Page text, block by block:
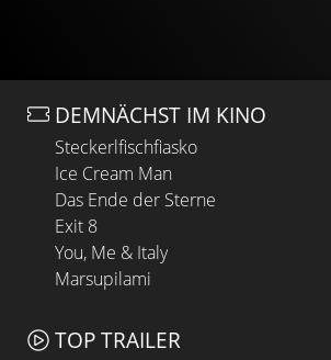
DEMNÄCHST IM KINO
Steckerlfischfiasko
Ice Cream Man
Das Ende der Sterne
Exit 8
You, Me & Italy
Marsupilami
TOP TRAILER